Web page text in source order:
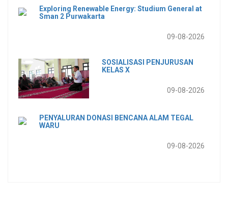
Exploring Renewable Energy: Studium General at
Sman 2 Purwakarta
09-08-2026
SOSIALISASI PENJURUSAN
KELAS X
09-08-2026
PENYALURAN DONASI BENCANA ALAM TEGAL
WARU
09-08-2026